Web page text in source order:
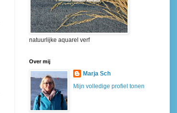
natuurlijke aquarel verf
Over mij
Marja Sch
Mijn volledige profiel tonen